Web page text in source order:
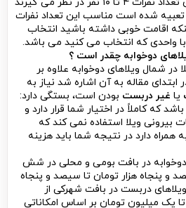
تعبیه شده است مناسب این تعداد نفرات
اقامت خوبی داشته باشید انتخاب
واحدی که انتخاب می کنید می باشد.
دوخوابه چقدر است ؟
در شمال ویلاهای دوخوابه علاوه بر
مقاله به آن اشاره شد نیاز به
یا غیر دربست بودن است، بستگی دارد:
که کاملاً در اختیار شما قرار دارد و
بیرونی ویلا استفاده نمی کند که
همراه دارد در نتیجه شما باید هزینه
دوخوابه در بافت بومی و محلی در شش
و پنجاه هزار تومان تا سیصد و پنجاه
دربست در بافت شهرکی از
یک میلیون تومان بر اساس امکاناتی